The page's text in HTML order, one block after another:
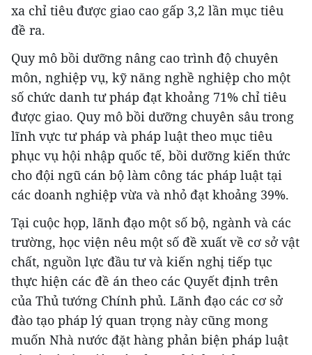
xa chỉ tiêu được giao cao gấp 3,2 lần mục tiêu
đề ra.
Quy mô bồi dưỡng nâng cao trình độ chuyên
môn, nghiệp vụ, kỹ năng nghề nghiệp cho một
số chức danh tư pháp đạt khoảng 71% chỉ tiêu
được giao. Quy mô bồi dưỡng chuyên sâu trong
lĩnh vực tư pháp và pháp luật theo mục tiêu
phục vụ hội nhập quốc tế, bồi dưỡng kiến thức
cho đội ngũ cán bộ làm công tác pháp luật tại
các doanh nghiệp vừa và nhỏ đạt khoảng 39%.
Tại cuộc họp, lãnh đạo một số bộ, ngành và các
trường, học viện nêu một số đề xuất về cơ sở vật
chất, nguồn lực đầu tư và kiến nghị tiếp tục
thực hiện các đề án theo các Quyết định trên
của Thủ tướng Chính phủ. Lãnh đạo các cơ sở
đào tạo pháp lý quan trọng này cũng mong
muốn Nhà nước đặt hàng phản biện pháp luật